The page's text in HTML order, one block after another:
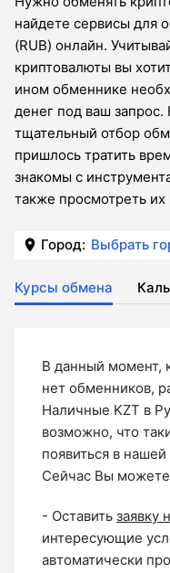
найдете сервисы для
(RUB) онлайн.
криптовалюты вы
ином обменнике
денег под ваш
тщательный отбор
пришлось тратить
знакомы с
также просмотреть их
Город: Выбрать
Курсы обмена
В данный момент,
нет обменников,
Наличные KZT в
возможно, что
появиться в
Сейчас Вы
- Оставить заявку
интересующие
автоматически